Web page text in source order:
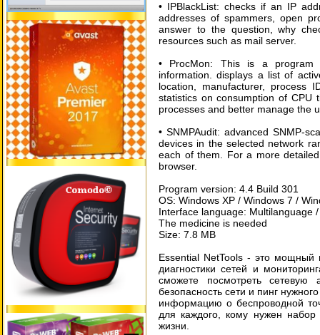
• IPBlackList: checks if an IP
addresses of spammers, open
answer to the question, why
resources such as mail server.
• ProcMon: This is a program
information. displays a list of
location, manufacturer, process
statistics on consumption of CPU
processes and better manage the
• SNMPAudit: advanced SNMP-
devices in the selected network
each of them. For a more
browser.
Program version: 4.4 Build 301
OS: Windows XP / Windows 7 /
Interface language: Multilanguage
The medicine is needed
Size: 7.8 MB
Essential NetTools - это мощный
диагностики сетей и
сможете посмотреть сетевую
безопасность сети и пинг
информацию о беспроводной
для каждого, кому нужен
жизни.